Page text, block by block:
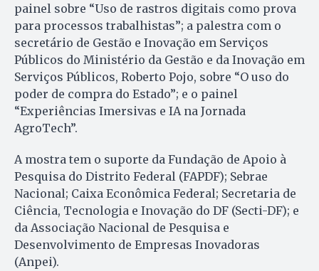
painel sobre “Uso de rastros digitais como prova
para processos trabalhistas”; a palestra com o
secretário de Gestão e Inovação em Serviços
Públicos do Ministério da Gestão e da Inovação em
Serviços Públicos, Roberto Pojo, sobre “O uso do
poder de compra do Estado”; e o painel
“Experiências Imersivas e IA na Jornada
AgroTech”.
A mostra tem o suporte da Fundação de Apoio à
Pesquisa do Distrito Federal (FAPDF); Sebrae
Nacional; Caixa Econômica Federal; Secretaria de
Ciência, Tecnologia e Inovação do DF (Secti-DF); e
da Associação Nacional de Pesquisa e
Desenvolvimento de Empresas Inovadoras
(Anpei).